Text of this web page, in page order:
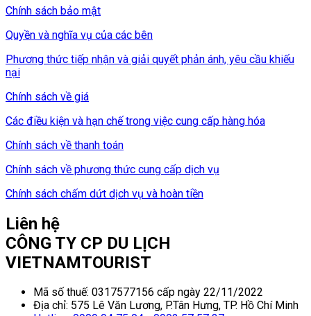
Chính sách bảo mật
Quyền và nghĩa vụ của các bên
Phương thức tiếp nhận và giải quyết phản ánh, yêu cầu khiếu
nại
Chính sách về giá
Các điều kiện và hạn chế trong việc cung cấp hàng hóa
Chính sách về thanh toán
Chính sách về phương thức cung cấp dịch vụ
Chính sách chấm dứt dịch vụ và hoàn tiền
Liên hệ
CÔNG TY CP DU LỊCH
VIETNAMTOURIST
Mã số thuế: 0317577156 cấp ngày 22/11/2022
Địa chỉ: 575 Lê Văn Lương, P.Tân Hưng, TP. Hồ Chí Minh